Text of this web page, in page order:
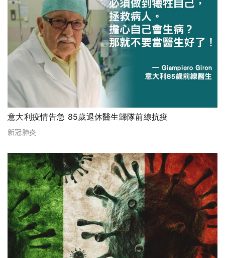
意大利疫情告急 85歲退休醫生歸隊前線抗疫
新冠肺炎